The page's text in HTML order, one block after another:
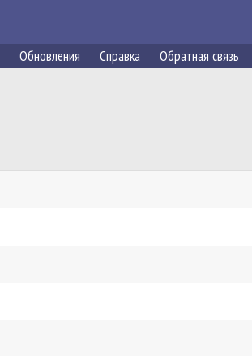
Обновления Справка Обратная связь